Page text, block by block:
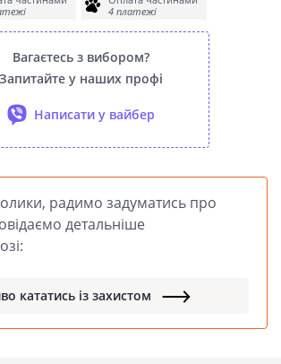
4 платежі
Вагаєтесь з вибором?
Запитайте у наших профі
Написати у вайбер
радимо задуматись про
детальніше
кататись із захистом